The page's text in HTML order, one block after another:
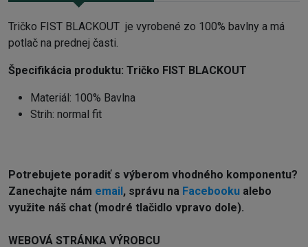
Tričko FIST BLACKOUT je vyrobené zo 100% bavlny a má
potlač na prednej časti.
Špecifikácia produktu: Tričko FIST BLACKOUT
Materiál: 100% Bavlna
Strih: normal fit
Potrebujete poradiť s výberom vhodného komponentu?
Zanechajte nám email , správu na Facebooku alebo
využite náš chat (modré tlačidlo vpravo dole).
WEBOVÁ STRÁNKA VÝROBCU